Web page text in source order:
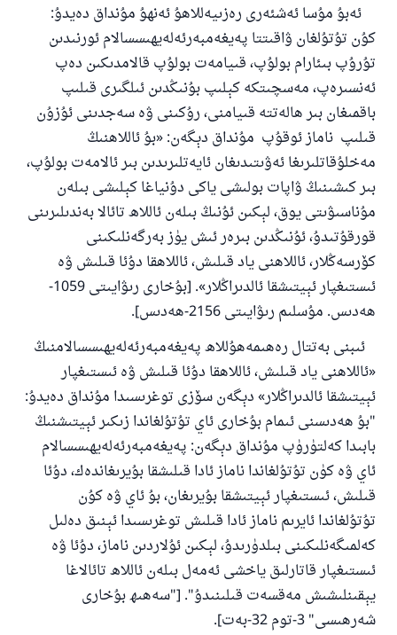
ئەبۇ مۇسا ئەشئەرى رەزىيەللاھۇ ئەنھۇ مۇنداق دەيدۇ:
كۇن تۇتۇلغان ۋاقىتتا پەيغەمبەرئەلەيھىسسالام ئورنىدىن
تۇرۇپ بىئارام بولۇپ، قىيامەت بولۇپ قالامدىكىن دەپ
ئەنسىرەپ، مەسچىتكە كېلىپ بۇنىڭدىن ئىلگىرى قىلىپ
باقمىغان بىر ھالەتتە قىيامنى، رۇكىنى ۋە سەجدىنى ئۇزۇن
قىلىپ ناماز ئوقۇپ مۇنداق دېگەن: «بۇ ئاللاھنىڭ
مەخلۇقاتلىرىغا ئەۋىتىدىغان ئايەتلىرىدىن بىر ئالامەت بولۇپ،
بىر كىشىنىڭ ۋاپات بولىشى ياكى دۇنياغا كېلىشى بىلەن
مۇناسىۋىتى يوق، لېكىن ئۇنىڭ بىلەن ئاللاھ تائالا بەندىلىرىنى
قورقۇتىدۇ، ئۇنىڭدىن بىرەر ئىش يۈز بەرگەنلىكىنى
كۆرسەڭلار، ئاللاھنى ياد قىلىش، ئاللاھقا دۇئا قىلىش ۋە
ئىستىغپار ئېيتىشقا ئالدىراڭلار». [بۇخارى رىۋايىتى 1059-
ھەدىس. مۇسلىم رىۋايىتى 2156-ھەدىس].
ئىبنى بەتتال رەھىمەھۇللاھ پەيغەمبەرئەلەيھىسسالامنىڭ
«ئاللاھنى ياد قىلىش، ئاللاھقا دۇئا قىلىش ۋە ئىستىغپار
ئېيتىشقا ئالدىراڭلار» دېگەن سۆزى توغرىسىدا مۇنداق دەيدۇ:
"بۇ ھەدىسنى ئىمام بۇخارى ئاي تۇتۇلغاندا زىكىر ئېيتىشنىڭ
بابىدا كەلتۈرۈپ مۇنداق دېگەن: پەيغەمبەرئەلەيھىسسالام
ئاي ۋە كۈن تۇتۇلغاندا ناماز ئادا قىلىشقا بۇيرىغاندەك، دۇئا
قىلىش، ئىستىغپار ئېيتىشقا بۇيرىغان، بۇ ئاي ۋە كۇن
تۇتۇلغاندا ئايرىم ناماز ئادا قىلىش توغرىسىدا ئېنىق دەلىل
كەلمىگەنلىكىنى بىلدۈرىدۇ، لېكىن ئۇلاردىن ناماز، دۇئا ۋە
ئىستىغپار قاتارلىق ياخشى ئەمەل بىلەن ئاللاھ تائالاغا
يېقىنلىشىش مەقسەت قىلىنىدۇ". ["سەھىھ بۇخارى
شەرھىسى" 3-توم 32-بەت].
110845 - نومۇرلۇق سوئالنىڭ جاۋابى
ئائىلىنى ساقلاپ قالدى
ئۇممەتكە جاۋاپ بېرىشىمىزگە ياردەم قىلىڭ
پەيغەمبەرئەلەيھىسسالام مۇنداق دېگەن:
ياخشىلىققا باشلارپ قويغان كىشى قىلغۇچىغا
ئوخشاش ساۋاپقا ئېرىشىدۇ
مۇسلىم رىۋايەت قىلغان (1893) ھەدىس
ئىئائە